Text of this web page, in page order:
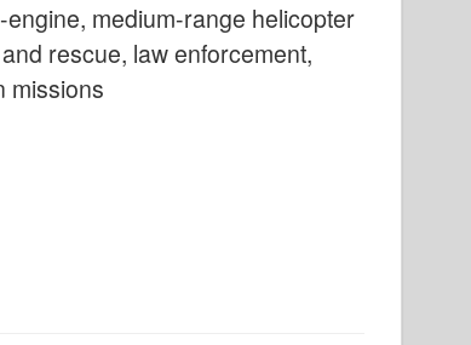
medium-range helicopter
rescue, law enforcement,
missions